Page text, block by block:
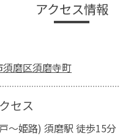
アクセス情報
磨区須磨寺町
セス
～姫路) 須磨駅 徒歩15分